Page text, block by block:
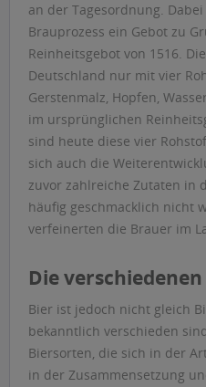
an der Tagesordnung.
Brauprozess ein Gebot zu
Reinheitsgebot von 1516.
Deutschland nur mit vier
Gerstenmalz, Hopfen,
im ursprünglichen
sind heute diese vier
sich auch die
zuvor zahlreiche Zutaten in
häufig geschmacklich nicht
verfeinerten die Brauer im
Die
Bier ist jedoch nicht gleich
bekanntlich verschieden
Biersorten, die sich in der
in der Zusammensetzung